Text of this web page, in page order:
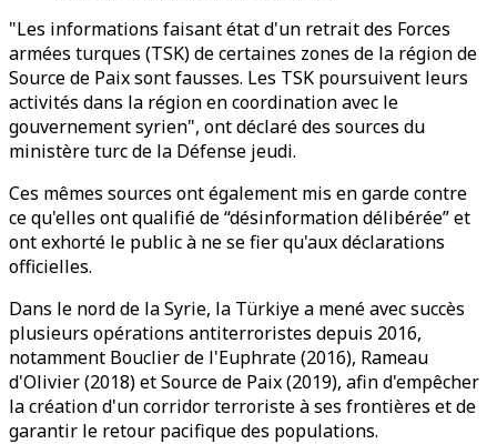
"Les informations faisant état d'un retrait des Forces
armées turques (TSK) de certaines zones de la région de
Source de Paix sont fausses. Les TSK poursuivent leurs
activités dans la région en coordination avec le
gouvernement syrien", ont déclaré des sources du
ministère turc de la Défense jeudi.
Ces mêmes sources ont également mis en garde contre
ce qu'elles ont qualifié de “désinformation délibérée” et
ont exhorté le public à ne se fier qu'aux déclarations
officielles.
Dans le nord de la Syrie, la Türkiye a mené avec succès
plusieurs opérations antiterroristes depuis 2016,
notamment Bouclier de l'Euphrate (2016), Rameau
d'Olivier (2018) et Source de Paix (2019), afin d'empêcher
la création d'un corridor terroriste à ses frontières et de
garantir le retour pacifique des populations.